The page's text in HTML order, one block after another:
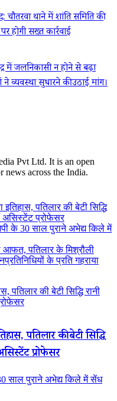
थाने में शांति समिति की
होगी सख्त कार्रवाई
में जलनिकासी न होने से बढ़ा
ने व्यवस्था सुधारने की उठाई मांग।
Pvt Ltd. It is an open
across the India.
पतिलार की बेटी सिद्धि
असिस्टेंट प्रोफेसर
के 30 साल पुराने अभेद्य किले में
पतिलार के मिश्रौली
के प्रति गहराया
पतिलार की बेटी सिद्धि रानी
पतिलार की बेटी सिद्धि
प्रोफेसर
साल पुराने अभेद्य किले में सेंध